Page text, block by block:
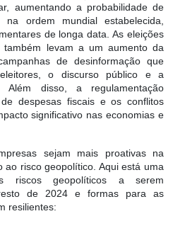
aumentando a probabilidade de
na ordem mundial estabelecida,
de longa data. As eleições
levam a um aumento da
de desinformação que
o discurso público e a
Além disso, a regulamentação
despesas fiscais e os conflitos
significativo nas economias e
sejam mais proativas na
ao risco geopolítico. Aqui está uma
riscos geopolíticos a serem
de 2024 e formas para as
resilientes: